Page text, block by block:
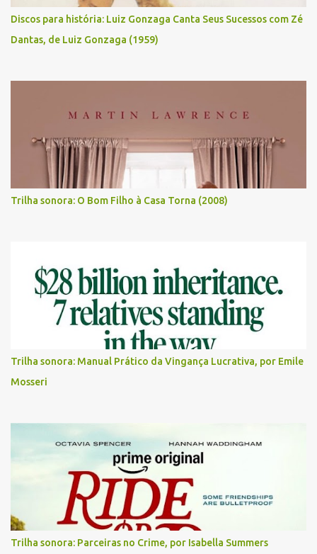
Discos para história: Luiz Gonzaga Canta Seus Sucessos com Zé
Dantas, de Luiz Gonzaga (1959)
Trilha sonora: O Bom Filho à Casa Torna (2008)
Trilha sonora: Manual Prático da Vingança Lucrativa, por Emile
Mosseri
Trilha sonora: Parceiras no Crime, por Isabella Summers